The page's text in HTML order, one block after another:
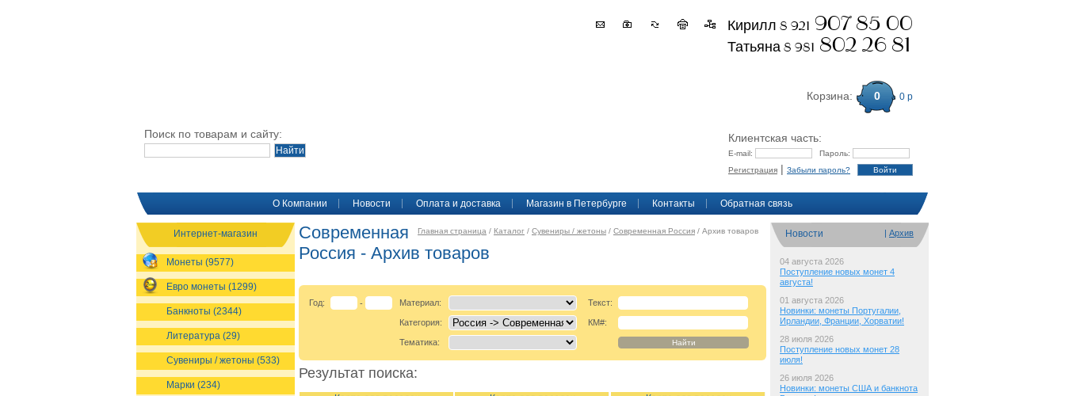
Поиск по товарам и сайту:
Кирилл 8 921 907 85 00
Татьяна 8 981 802 26 81
Корзина: 0 0 р
Клиентская часть:
E-mail:
Пароль:
Регистрация | Забыли пароль?
O Компании Новости Оплата и доставка Магазин в Петербурге Контакты Обратная связь
Интернет-магазин
Монеты (9577)
Евро монеты (1299)
Банкноты (2344)
Литература (29)
Сувениры / жетоны (533)
Марки (234)
Новости | Архив
04 августа 2026
Поступление новых монет 4
августа!
01 августа 2026
Новинки: монеты Португалии,
Ирландии, Франции, Хорватии!
28 июля 2026
Поступление новых монет 28
июля!
26 июля 2026
Новинки: монеты США и банкнота
Главная страница / Каталог / Сувениры / жетоны / Современная Россия / Архив товаров
Современная
Россия - Архив товаров
Год: - Материал: Текст:
Категория: КМ#:
Тематика:
Результат поиска: